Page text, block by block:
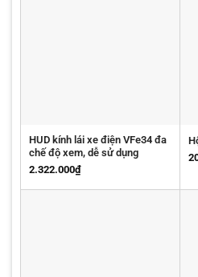
HUD kính lái xe điện VFe34 đa
chế độ xem, dễ sử dụng
2.322.000₫